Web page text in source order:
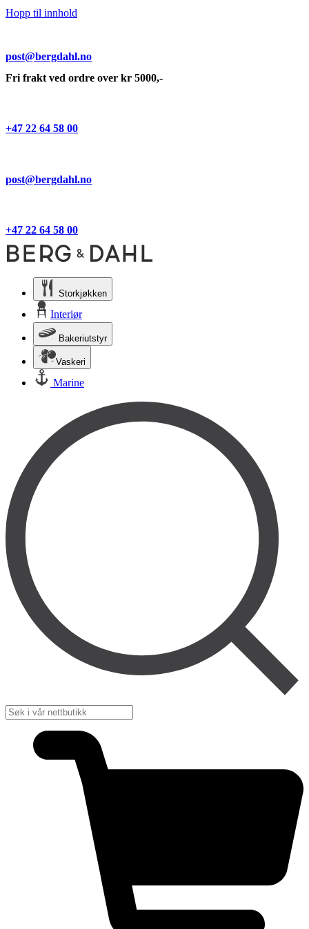
Hopp til innhold
post@bergdahl.no
Fri frakt ved ordre over kr 5000,-
+47 22 64 58 00
post@bergdahl.no
+47 22 64 58 00
Storkjøkken
Interiør
Bakeriutstyr
Vaskeri
Marine